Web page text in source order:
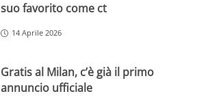
suo favorito come ct
14 Aprile 2026
Gratis al Milan, c’è già il primo
annuncio ufficiale